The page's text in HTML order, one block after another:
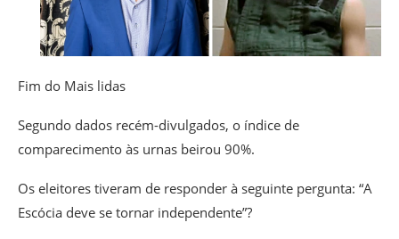
Fim do Mais lidas
Segundo dados recém-divulgados, o índice de
comparecimento às urnas beirou 90%.
Os eleitores tiveram de responder à seguinte pergunta: “A
Escócia deve se tornar independente”?